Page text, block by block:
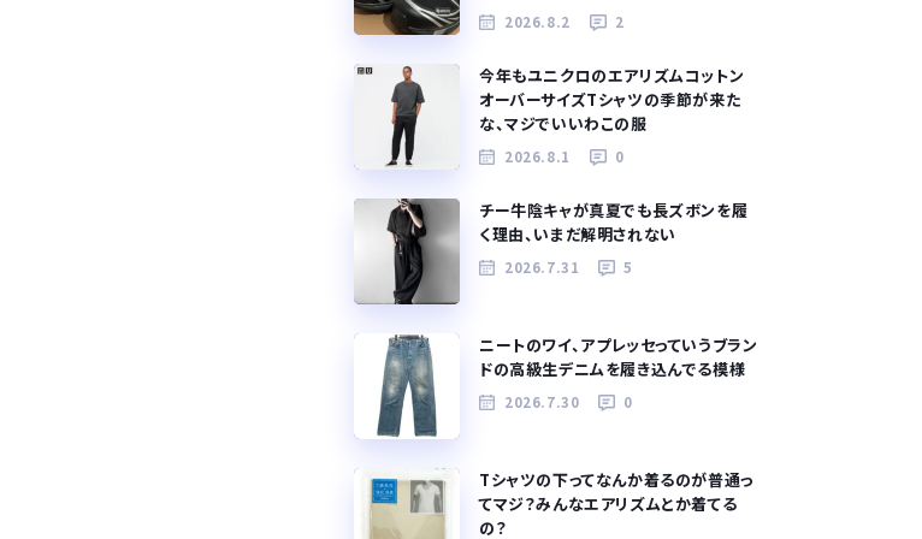
2026.8.2 2
今年もユニクロのエアリズムコットン
オーバーサイズTシャツの季節が来た
な、マジでいいわこの服
2026.8.1 0
チー牛陰キャが真夏でも長ズボンを履
く理由、いまだ解明されない
2026.7.31 5
ニートのワイ、アプレッセっていうブラン
ドの高級生デニムを履き込んでる模様
2026.7.30 0
Tシャツの下ってなんか着るのが普通っ
てマジ？みんなエアリズムとか着てる
の？